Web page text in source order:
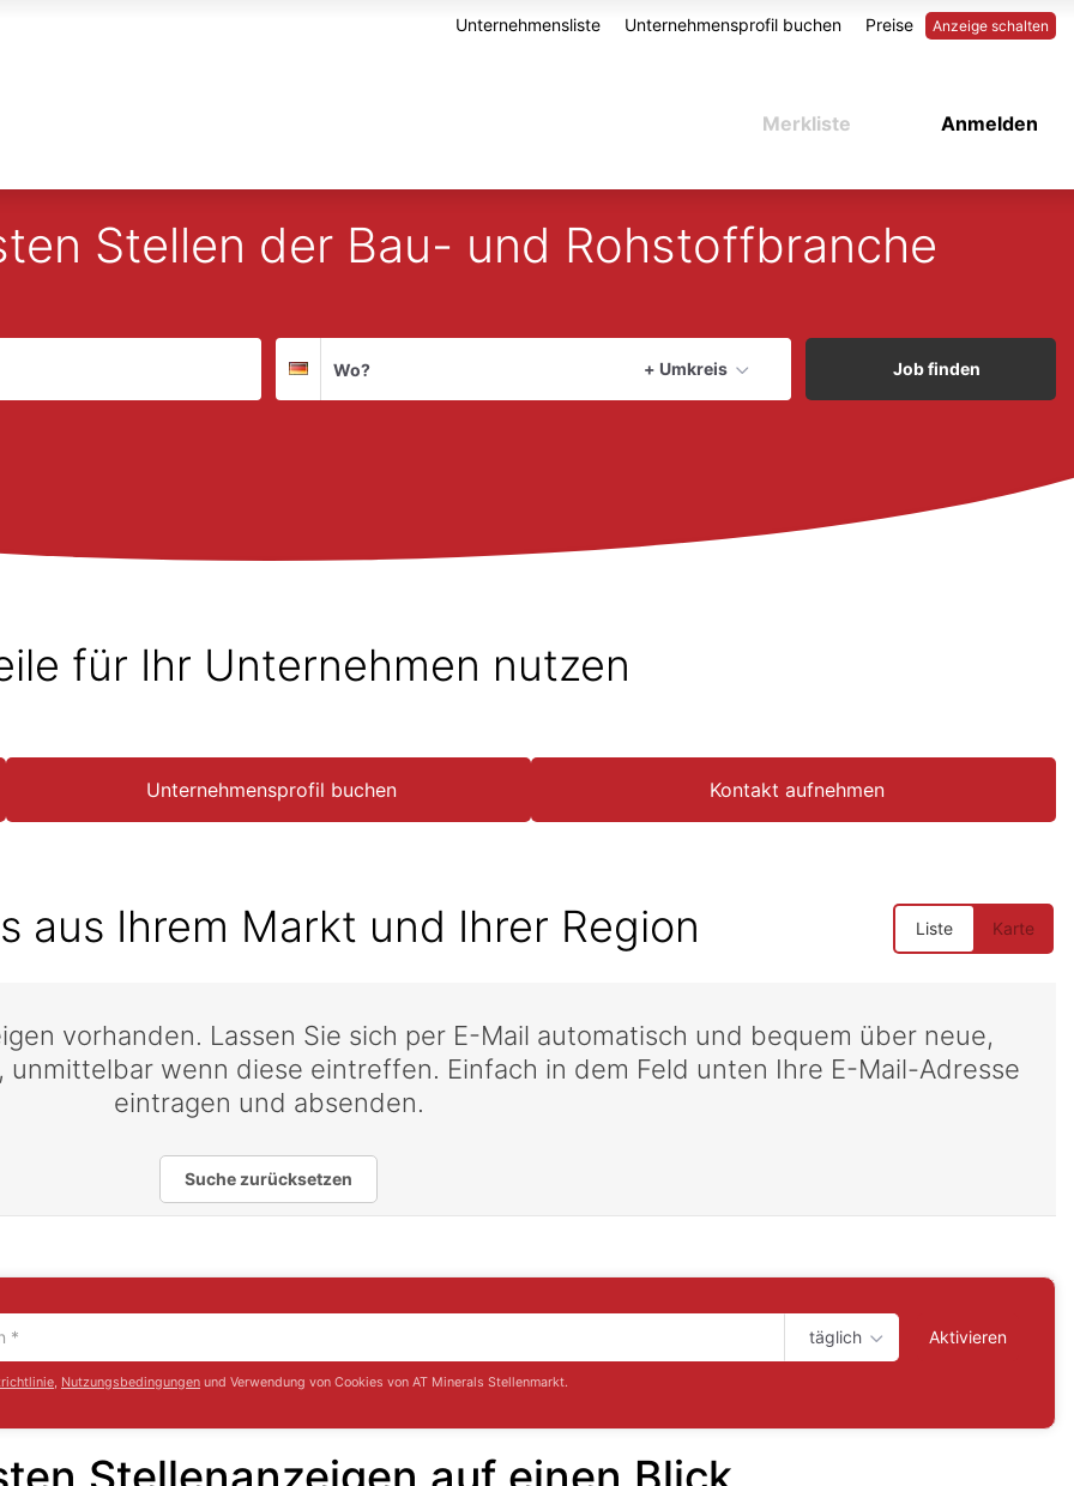
Anzeige schalten
Unternehmensliste Unternehmensprofil buchen Preise
Anmelden
Merkliste
Stellen der Bau- und Rohstoffbranche
Deutschland
+ Umkreis
aktuellen Ort verwenden
Job finden
für Ihr Unternehmen nutzen
Unternehmensprofil buchen Kontakt aufnehmen
aus Ihrem Markt und Ihrer Region
vorhanden. Lassen Sie sich per E-Mail automatisch und bequem über neue,
wenn diese eintreffen. Einfach in dem Feld unten Ihre E-Mail-Adresse
eintragen und absenden.
Suche zurücksetzen
täglich Aktivieren
, Nutzungsbedingungen und Verwendung von Cookies von AT Minerals Stellenmarkt.